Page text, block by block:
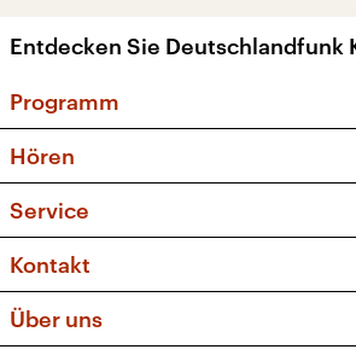
Entdecken Sie Deutschlandfunk
Programm
Sendungen und Podcasts
Musikliste
Kakadu – Das
Hören
Frequenzen (UKW + DAB+)
Service
FAQ
Apps
Newsletter
Kontakt
Social Media
Über uns